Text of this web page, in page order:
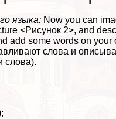
языка: Now you can
<Рисунок 2>, and
add some words on your
слова и
слова).